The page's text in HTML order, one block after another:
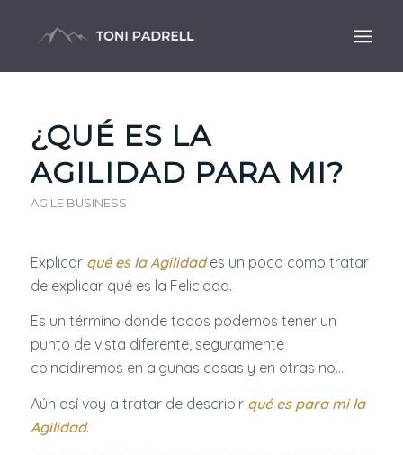
¿QUÉ ES LA
AGILIDAD PARA MI?
AGILE BUSINESS
Explicar qué es la Agilidades un poco como tratar
de explicar qué es la Felicidad.
Es un término donde todos podemos tener un
punto de vista diferente, seguramente
coincidiremos en algunas cosas y en otras no…
Aún así voy a tratar de describir qué es para mi la
Agilidad.